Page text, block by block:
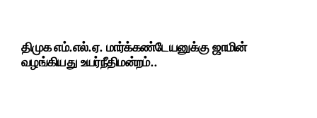
திமுக எம்.எல்.ஏ. மார்க்கண்டேயனுக்கு ஜாமின்
வழங்கியது உயர்நீதிமன்றம்..